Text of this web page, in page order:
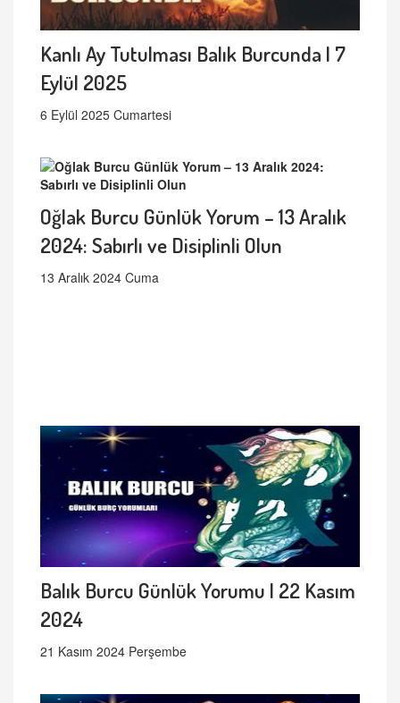
Kanlı Ay Tutulması Balık Burcunda | 7
Eylül 2025
6 Eylül 2025 Cumartesi
Oğlak Burcu Günlük Yorum – 13 Aralık
2024: Sabırlı ve Disiplinli Olun
13 Aralık 2024 Cuma
Balık Burcu Günlük Yorumu | 22 Kasım
2024
21 Kasım 2024 Perşembe